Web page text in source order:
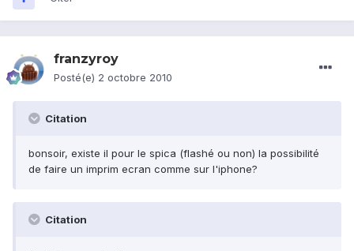
franzyroy
Posté(e) 2 octobre 2010
Citation
bonsoir, existe il pour le spica (flashé ou non) la possibilité
de faire un imprim ecran comme sur l'iphone?
Citation